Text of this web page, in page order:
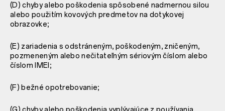
(D) chyby alebo poškodenia spôsobené nadmernou silou
alebo použitím kovových predmetov na dotykovej
obrazovke;
(E) zariadenia s odstráneným, poškodeným, zničeným,
pozmeneným alebo nečitateľným sériovým číslom alebo
číslom IMEI;
(F) bežné opotrebovanie;